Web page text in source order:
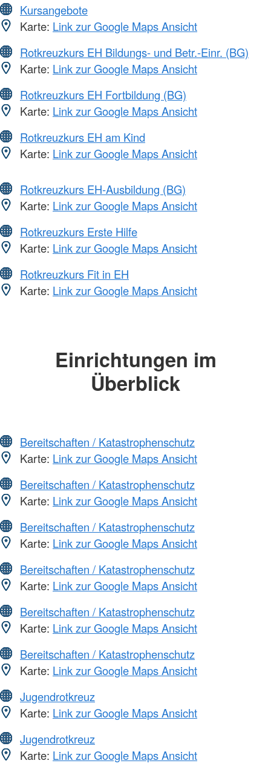
Kursangebote
Karte: Link zur Google Maps Ansicht
Rotkreuzkurs EH Bildungs- und Betr.-Einr. (BG)
Karte: Link zur Google Maps Ansicht
Rotkreuzkurs EH Fortbildung (BG)
Karte: Link zur Google Maps Ansicht
Rotkreuzkurs EH am Kind
Karte: Link zur Google Maps Ansicht
Rotkreuzkurs EH-Ausbildung (BG)
Karte: Link zur Google Maps Ansicht
Rotkreuzkurs Erste Hilfe
Karte: Link zur Google Maps Ansicht
Rotkreuzkurs Fit in EH
Karte: Link zur Google Maps Ansicht
Einrichtungen im
Überblick
Bereitschaften / Katastrophenschutz
Karte: Link zur Google Maps Ansicht
Bereitschaften / Katastrophenschutz
Karte: Link zur Google Maps Ansicht
Bereitschaften / Katastrophenschutz
Karte: Link zur Google Maps Ansicht
Bereitschaften / Katastrophenschutz
Karte: Link zur Google Maps Ansicht
Bereitschaften / Katastrophenschutz
Karte: Link zur Google Maps Ansicht
Bereitschaften / Katastrophenschutz
Karte: Link zur Google Maps Ansicht
Jugendrotkreuz
Karte: Link zur Google Maps Ansicht
Jugendrotkreuz
Karte: Link zur Google Maps Ansicht